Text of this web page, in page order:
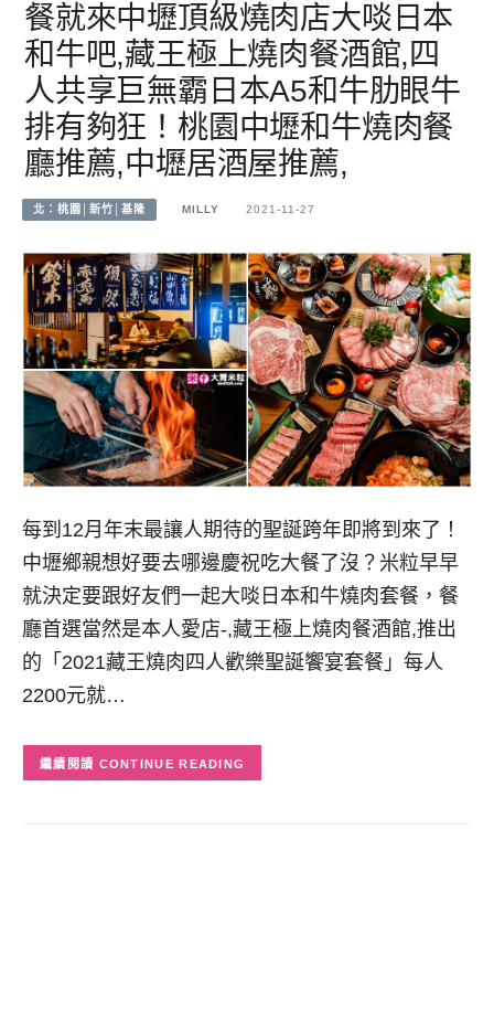
餐就來中壢頂級燒肉店大啖日本
和牛吧,藏王極上燒肉餐酒館,四
人共享巨無霸日本A5和牛肋眼牛
排有夠狂！桃園中壢和牛燒肉餐
廳推薦,中壢居酒屋推薦,
北：桃園│新竹│基隆 MILLY 2021-11-27
每到12月年末最讓人期待的聖誕跨年即將到來了！
中壢鄉親想好要去哪邊慶祝吃大餐了沒？米粒早早
就決定要跟好友們一起大啖日本和牛燒肉套餐，餐
廳首選當然是本人愛店-,藏王極上燒肉餐酒館,推出
的「2021藏王燒肉四人歡樂聖誕饗宴套餐」每人
2200元就…
CONTINUE READING